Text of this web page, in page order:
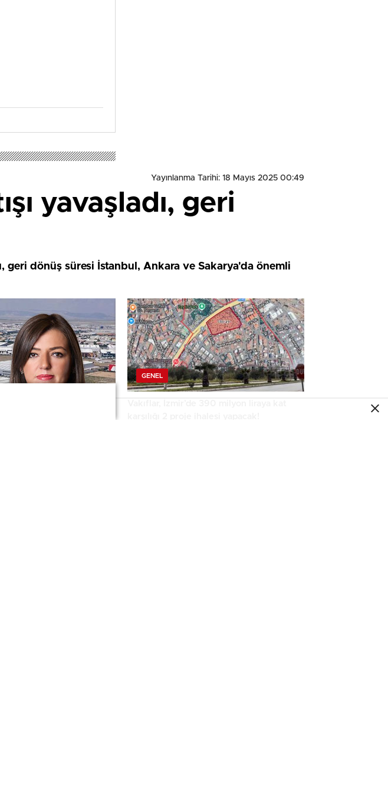
Yayınlanma Tarihi: 18 Mayıs 2025 00:49
yavaşladı, geri
geri dönüş süresi İstanbul, Ankara ve Sakarya'da önemli
GENEL